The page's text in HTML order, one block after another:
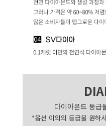
다이아몬드 등급
*옵션 이외의 등급을 원하